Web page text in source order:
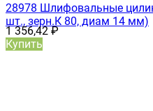
28978 Шлифовальные
шт., зерн.К 80, диам 14 мм)
1 356,42₽
Купить